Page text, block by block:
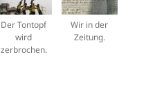
Der Tontopf
wird
zerbrochen.
Wir in der
Zeitung.